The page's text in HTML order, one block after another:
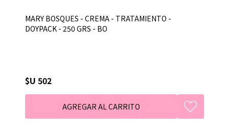
MARY BOSQUES - CREMA - TRATAMIENTO -
DOYPACK - 250 GRS - BO
$U 502